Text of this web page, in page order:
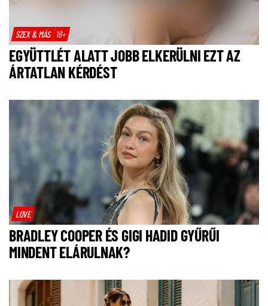
SZEX & MÁS 18+
EGYÜTTLÉT ALATT JOBB ELKERÜLNI EZT AZ
ÁRTATLAN KÉRDÉST
LOVE
BRADLEY COOPER ÉS GIGI HADID GYŰRŰI
MINDENT ELÁRULNAK?